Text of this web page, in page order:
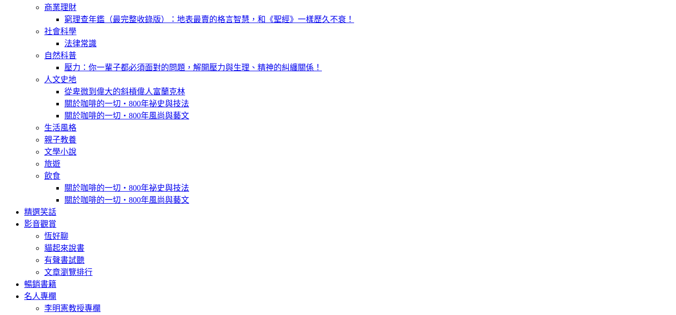
商業理財
窮理查年鑑（最完整收錄版）：地表最賣的格言智慧，和《聖經》一樣歷久不衰！
社會科學
法律常識
自然科普
壓力：你一輩子都必須面對的問題，解開壓力與生理、精神的糾纏關係！
人文史地
從卑微到偉大的斜槓偉人富蘭克林
關於咖啡的一切‧800年祕史與技法
關於咖啡的一切‧800年風尚與藝文
生活風格
親子教養
文學小說
旅遊
飲食
關於咖啡的一切‧800年祕史與技法
關於咖啡的一切‧800年風尚與藝文
精選笑話
影音觀賞
恆好聊
貓起來說書
有聲書試聽
文章瀏覽排行
暢銷書籍
名人專欄
李明憲教授專欄